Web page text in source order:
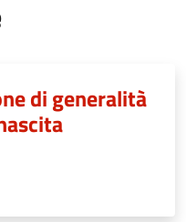
di generalità